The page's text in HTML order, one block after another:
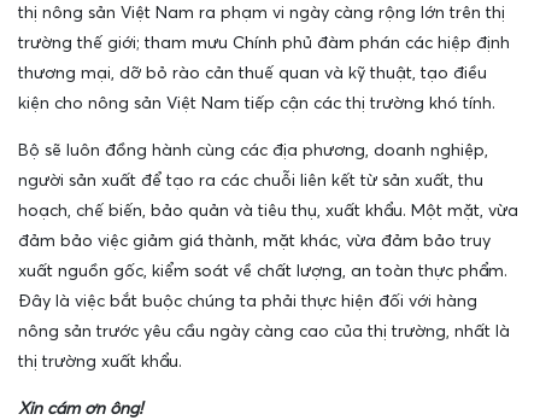
thị nông sản Việt Nam ra phạm vi ngày càng rộng lớn trên thị
trường thế giới; tham mưu Chính phủ đàm phán các hiệp định
thương mại, dỡ bỏ rào cản thuế quan và kỹ thuật, tạo điều
kiện cho nông sản Việt Nam tiếp cận các thị trường khó tính.
Bộ sẽ luôn đồng hành cùng các địa phương, doanh nghiệp,
người sản xuất để tạo ra các chuỗi liên kết từ sản xuất, thu
hoạch, chế biến, bảo quản và tiêu thụ, xuất khẩu. Một mặt, vừa
đảm bảo việc giảm giá thành, mặt khác, vừa đảm bảo truy
xuất nguồn gốc, kiểm soát về chất lượng, an toàn thực phẩm.
Đây là việc bắt buộc chúng ta phải thực hiện đối với hàng
nông sản trước yêu cầu ngày càng cao của thị trường, nhất là
thị trường xuất khẩu.
Xin cám ơn ông!